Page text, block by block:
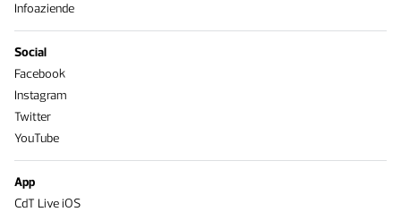
Infoaziende
Social
Facebook
Instagram
Twitter
YouTube
App
CdT Live iOS